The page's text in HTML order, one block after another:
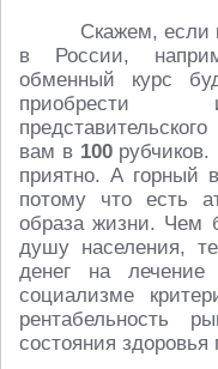
Скажем, если
в России,
обменный курс
приобрести
вам в 100рубчиков.
приятно. А горный
потому что есть
образа жизни. Чем
душу населения,
денег на
социализме
рентабельность
состояния здоровья